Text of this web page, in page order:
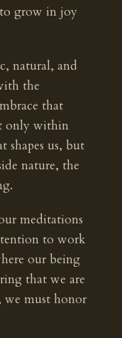
grow in joy
natural, and
the
that
only within
shapes us, but
nature, the
meditations
to work
our being
that we are
we must honor